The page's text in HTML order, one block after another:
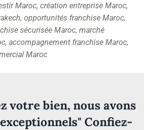
Maroc, création entreprise Maroc,
opportunités franchise Maroc,
sécurisée Maroc, marché
accompagnement franchise Maroc,
Maroc
votre bien, nous avons
Confiez-